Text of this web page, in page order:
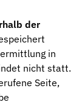
der
in
nicht statt.
Seite,